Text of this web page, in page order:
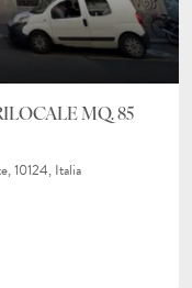
MQ. 85
10124, Italia